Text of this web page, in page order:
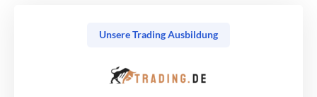
Unsere Trading Ausbildung